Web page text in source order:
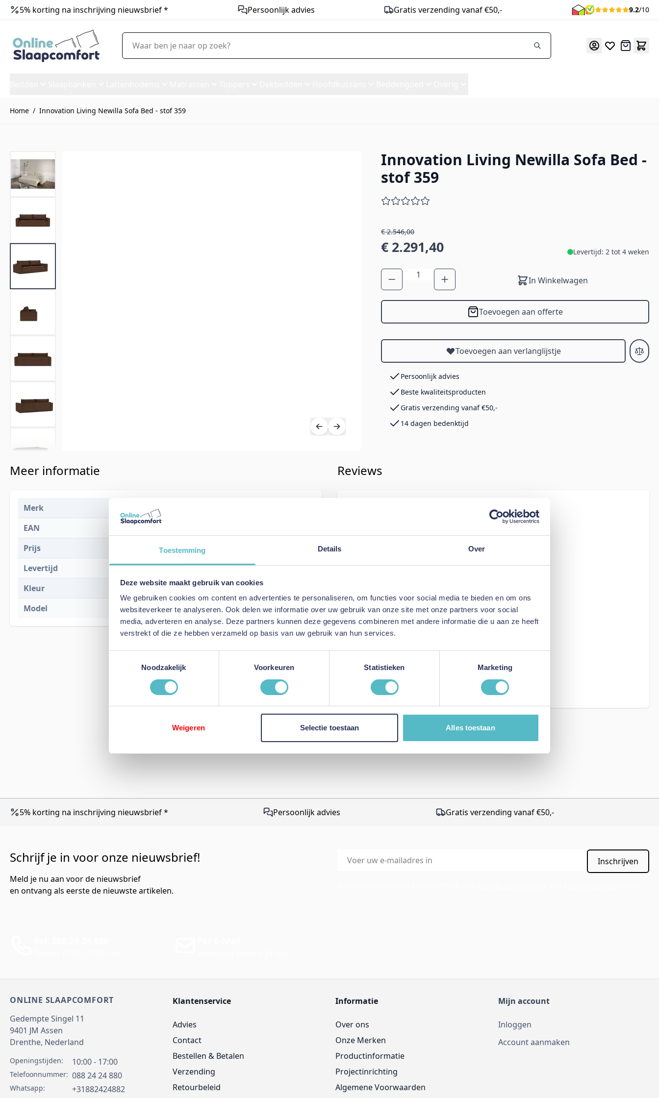
Toestemming Details Over
Deze website maakt gebruik van cookies
We gebruiken cookies om content en advertenties te personaliseren, om functies voor social media te bieden en om ons
websiteverkeer te analyseren. Ook delen we informatie over uw gebruik van onze site met onze partners voor social
media, adverteren en analyse. Deze partners kunnen deze gegevens combineren met andere informatie die u aan ze heeft
verstrekt of die ze hebben verzameld op basis van uw gebruik van hun services.
Noodzakelijk
Voorkeuren Statistieken Marketing
Weigeren Selectie toestaan Alles toestaan
5% korting na inschrijving nieuwsbrief * Persoonlijk advies Gratis verzending vanaf €50,- 9.2/10
Offerte
Waar ben je naar op zoek?
Home / Innovation Living Newilla Sofa Bed - stof 359
Innovation Living Newilla Sofa Bed - stof 359
Innovation Living Newilla Sofa Bed -
stof 359
€ 2.546,00
€ 2.291,40 Levertijd: 2 tot 4 weken
Aantal
In Winkelwagen
Toevoegen aan offerte
Toevoegen aan verlanglijstje
Persoonlijk advies
Beste kwaliteitsproducten
Gratis verzending vanaf €50,-
14 dagen bedenktijd
Meer informatie
Merk
EAN
Prijs
€ 2.546,00
Levertijd
2 tot 4 weken
Kleur
359 Taura Cappuccino
Model
Newilla Sofa Bed
Reviews
Newilla Sofa Bed - stof 359
This form is protected by reCAPTCHA - the
5% korting na inschrijving nieuwsbrief * Persoonlijk advies Gratis verzending vanaf €50,-
Schrijf je in voor onze nieuwsbrief!
Meld je nu aan voor de nieuwsbrief
en ontvang als eerste de nieuwste artikelen.
E-mailadres
Inschrijven
ONLINE SLAAPCOMFORT
Gedempte Singel 11
9401 JM Assen
Drenthe, Nederland
Openingstijden: 10:00 - 17:00
Telefoonnummer: 088 24 24 880
Whatsapp: +31882424882
Klantenservice
Advies
Contact
Bestellen & Betalen
Verzending
Retourbeleid
Informatie
Over ons
Onze Merken
Productinformatie
Projectinrichting
Algemene Voorwaarden
Mijn account
Inloggen
Account aanmaken